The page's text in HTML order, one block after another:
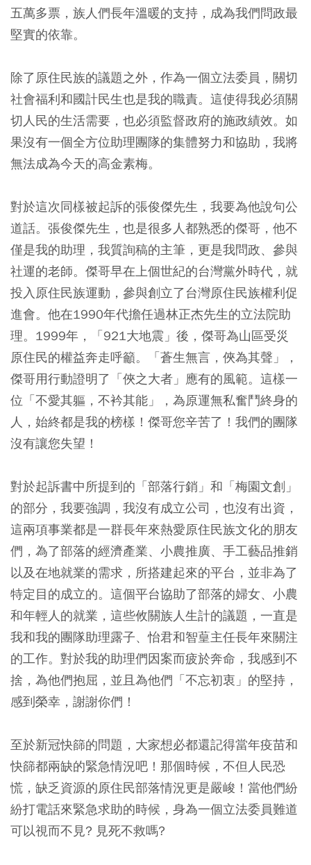
五萬多票，族人們長年溫暖的支持，成為我們問政最
堅實的依靠。
除了原住民族的議題之外，作為一個立法委員，關切
社會福利和國計民生也是我的職責。這使得我必須關
切人民的生活需要，也必須監督政府的施政績效。如
果沒有一個全方位助理團隊的集體努力和協助，我將
無法成為今天的高金素梅。
對於這次同樣被起訴的張俊傑先生，我要為他說句公
道話。張俊傑先生，也是很多人都熟悉的傑哥，他不
僅是我的助理，我質詢稿的主筆，更是我問政、參與
社運的老師。傑哥早在上個世紀的台灣黨外時代，就
投入原住民族運動，參與創立了台灣原住民族權利促
進會。他在1990年代擔任過林正杰先生的立法院助
理。1999年，「921大地震」後，傑哥為山區受災
原住民的權益奔走呼籲。「蒼生無言，俠為其聲」，
傑哥用行動證明了「俠之大者」應有的風範。這樣一
位「不愛其軀，不衿其能」，為原運無私奮鬥終身的
人，始終都是我的榜樣！傑哥您辛苦了！我們的團隊
沒有讓您失望！
對於起訴書中所提到的「部落行銷」和「梅園文創」
的部分，我要強調，我沒有成立公司，也沒有出資，
這兩項事業都是一群長年來熱愛原住民族文化的朋友
們，為了部落的經濟產業、小農推廣、手工藝品推銷
以及在地就業的需求，所搭建起來的平台，並非為了
特定目的成立的。這個平台協助了部落的婦女、小農
和年輕人的就業，這些攸關族人生計的議題，一直是
我和我的團隊助理露子、怡君和智葟主任長年來關注
的工作。對於我的助理們因案而疲於奔命，我感到不
捨，為他們抱屈，並且為他們「不忘初衷」的堅持，
感到榮幸，謝謝你們！
至於新冠快篩的問題，大家想必都還記得當年疫苗和
快篩都兩缺的緊急情況吧！那個時候，不但人民恐
慌，缺乏資源的原住民部落情況更是嚴峻！當他們紛
紛打電話來緊急求助的時候，身為一個立法委員難道
可以視而不見? 見死不救嗎?